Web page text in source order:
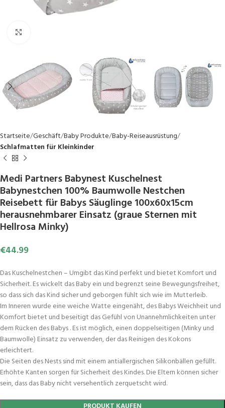
Startseite Geschäft Baby Produkte Baby-Reiseausrüstung
Schlafmatten für Kleinkinder
Medi Partners Babynest Kuschelnest
Babynestchen 100% Baumwolle Nestchen
Reisebett für Babys Säuglinge 100x60x15cm
herausnehmbarer Einsatz (graue Sternen mit
Hellrosa Minky)
€44.99
Das Kuschelnestchen – Umgibt das Kind perfekt und bietet Komfort und
Sicherheit. Es wickelt das Baby ein und begrenzt seine Bewegungsfreihet,
so dass sich das Kind sicher und geborgen fühlt sich wie im Mutterleib.
Im Inneren wurde eine weiche Watte eingenäht, des Babys Weichheit und
Komfort bietet und beseitigt das Gefühl von Unannehmlichkeiten unter
dem Rücken des Babys . Es ist möglich, einen doppelseitigen (Minky und
Baumwolle) Einsatz zu verwenden, der das Reinigen des Kokons
erleichtert.
Die Seiten des Nests sind mit einem antiallergischen Silikonbällen gefüllt.
Erhöhte Kanten sorgen für Sicherheit des Kindes. Die Eltern können sicher
sein, dass das Baby nicht versehentlich zerquetscht wird.